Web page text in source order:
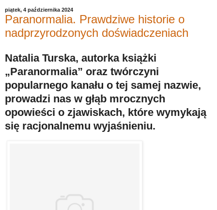
piątek, 4 października 2024
Paranormalia. Prawdziwe historie o
nadprzyrodzonych doświadczeniach
Natalia Turska, autorka książki
„Paranormalia” oraz twórczyni
popularnego kanału o tej samej nazwie,
prowadzi nas w głąb mrocznych
opowieści o zjawiskach, które wymykają
się racjonalnemu wyjaśnieniu.